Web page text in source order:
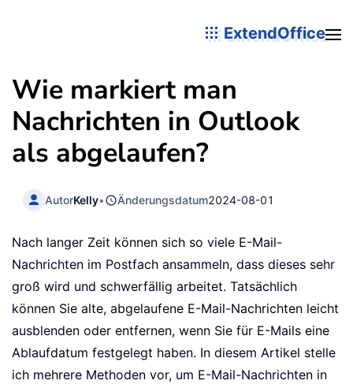
ExtendOffice
Wie markiert man
Nachrichten in Outlook
als abgelaufen?
AutorKelly• Änderungsdatum2024-08-01
Nach langer Zeit können sich so viele E-Mail-
Nachrichten im Postfach ansammeln, dass dieses sehr
groß wird und schwerfällig arbeitet. Tatsächlich
können Sie alte, abgelaufene E-Mail-Nachrichten leicht
ausblenden oder entfernen, wenn Sie für E-Mails eine
Ablaufdatum festgelegt haben. In diesem Artikel stelle
ich mehrere Methoden vor, um E-Mail-Nachrichten in